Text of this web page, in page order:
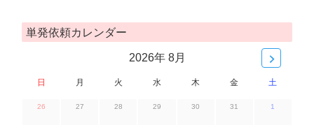
単発依頼カレンダー
2026年 8月
日 月 火 水 木 金 土
26 27 28 29 30 31 1